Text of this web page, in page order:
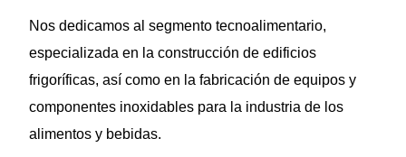
Nos dedicamos al segmento tecnoalimentario,
especializada en la construcción de edificios
frigoríficas, así como en la fabricación de equipos y
componentes inoxidables para la industria de los
alimentos y bebidas.